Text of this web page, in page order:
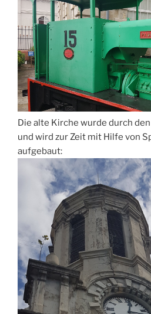
Die alte Kirche wurde durch
und wird zur Zeit mit Hilfe von
aufgebaut: